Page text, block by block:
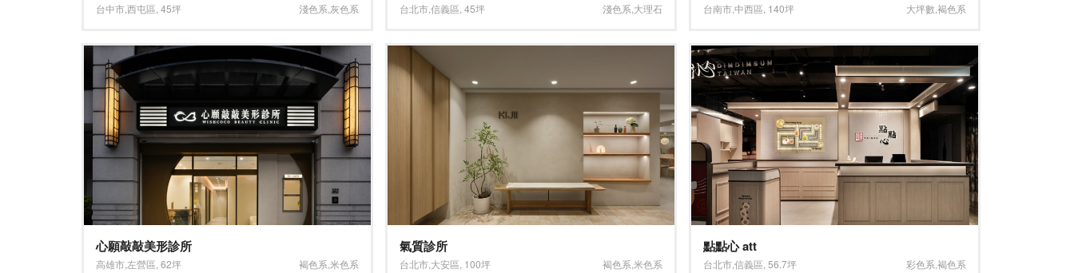
台中市西屯區 45坪 淺色系 灰色系 台北市信義區 45坪 淺色系 大理石 台南市中西區 140坪 大坪數 褐色系
心願敲敲美形診所
高雄市 左營區 62坪 褐色系 米色系
氣質診所
台北市 大安區 100坪 褐色系 米色系
點點心 att
台北市信義區 56.7坪 彩色系 褐色系